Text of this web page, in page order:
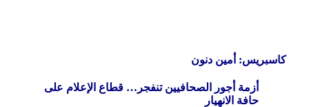
كاسبريس: أمين دنون
أزمة أجور الصحافيين تنفجر… قطاع الإعلام على
حافة الانهيار